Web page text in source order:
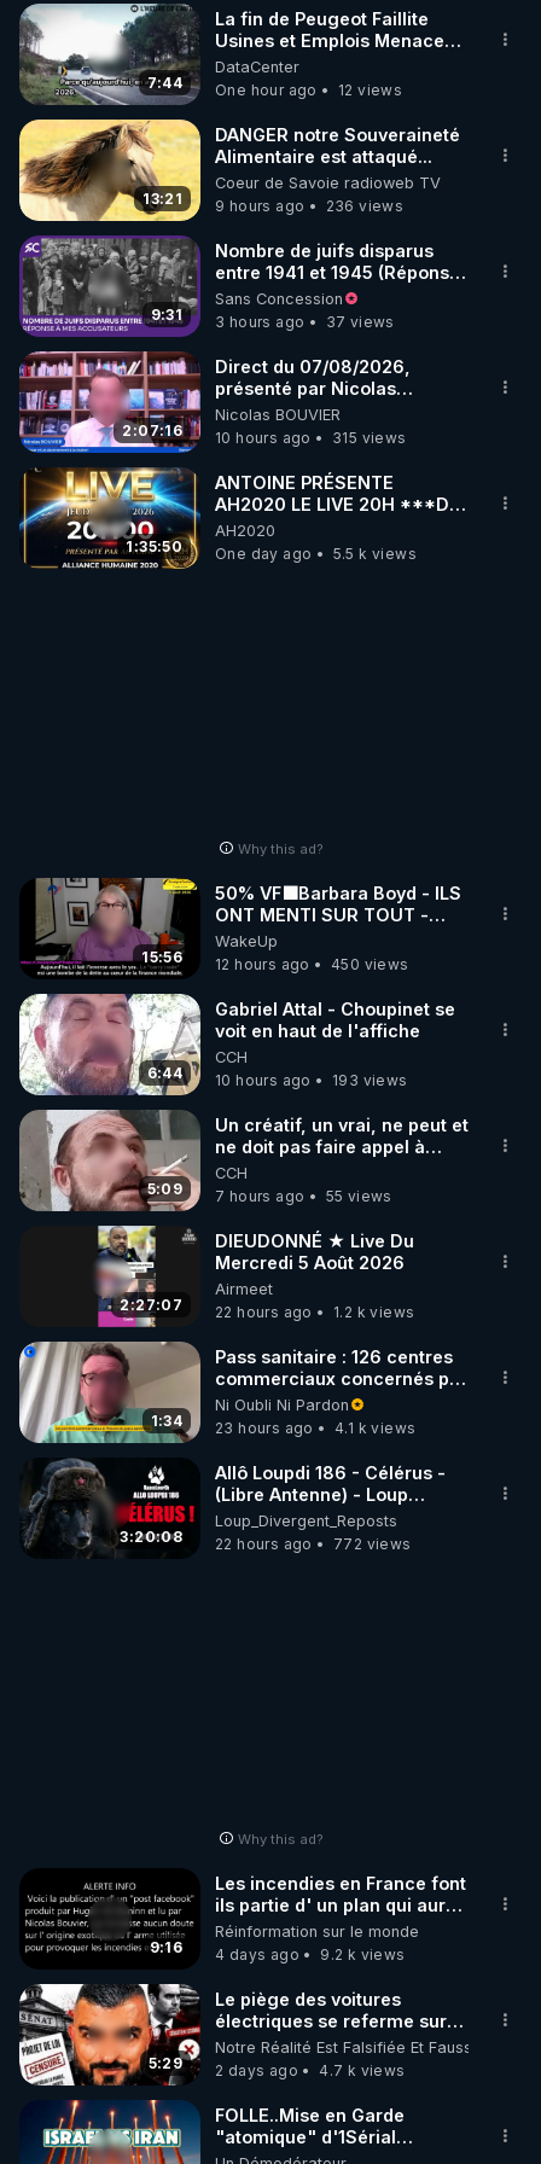
▶ 30 jours gratuit sur l’application de méditation et
de bien-être ENVOL :
Rendez-vous sur https://www.envol.app/code
le code : REGENERE
7:44
La fin de Peugeot Faillite
Usines et Emplois Menacees
- L'heure de l'auto
DataCenter
One hour ago
12 views
13:21
DANGER notre Souveraineté
Alimentaire est attaqué...
Coeur de Savoie radioweb TV
9 hours ago
236 views
9:31
Nombre de juifs disparus
entre 1941 et 1945 (Réponse
à mes accusateurs)
Sans Concession
3 hours ago
37 views
2:07:16
Direct du 07/08/2026,
présenté par Nicolas
BOUVIER
Nicolas BOUVIER
10 hours ago
315 views
1:35:50
ANTOINE PRÉSENTE
AH2020 LE LIVE 20H ***DU
06/08/2026***
AH2020
One day ago
5.5 k views
Why this ad?
15:56
50% VF🟩Barbara Boyd - ILS
ONT MENTI SUR TOUT -
Jocelyne Traduction
WakeUp
12 hours ago
450 views
6:44
Gabriel Attal - Choupinet se
voit en haut de l'affiche
CCH
10 hours ago
193 views
5:09
Un créatif, un vrai, ne peut et
ne doit pas faire appel à
l'intelligence artificielle
CCH
7 hours ago
55 views
2:27:07
DIEUDONNÉ ★ Live Du
Mercredi 5 Août 2026
Airmeet
22 hours ago
1.2 k views
1:34
Pass sanitaire : 126 centres
commerciaux concernés par
l'obligation dans toute la
France
Ni Oubli Ni Pardon
23 hours ago
4.1 k views
3:20:08
Allô Loupdi 186 - Célérus -
(Libre Antenne) - Loup
Divergent 2026.08.06
Loup_Divergent_Reposts
22 hours ago
772 views
Why this ad?
9:16
Les incendies en France font
ils partie d' un plan qui aurait
débuté le 11 septembre 2001
?
Réinformation sur le monde
4 days ago
9.2 k views
5:29
Le piège des voitures
électriques se referme sur
les usagers !
Notre Réalité Est Falsifiée Et Fausse
2 days ago
4.7 k views
FOLLE..Mise en Garde
"atomique" d'1Sérial
Lanceur d'ALERTES